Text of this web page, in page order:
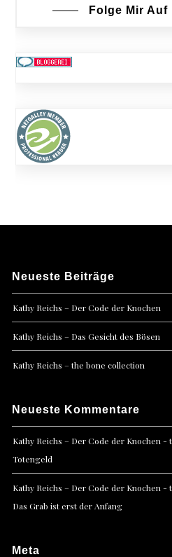
Folge Mir
Neueste Beiträge
Kathy Reichs – Der Code der Knochen
Kathy Reichs – Das Gesicht des Bösen
Kathy Reichs – the bone collection
Neueste Kommentare
Kathy Reichs – Der Code der Knochen -
Totengeld
Kathy Reichs – Der Code der Knochen -
Das Grab ist erst der Anfang
Meta